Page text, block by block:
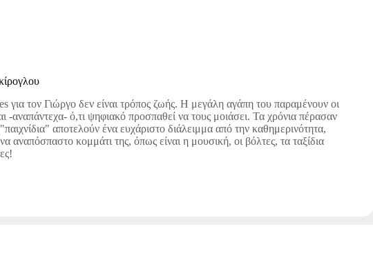
για τον Γιώργο δεν είναι τρόπος ζωής. Η μεγάλη αγάπη του παραμένουν οι
-αναπάντεχα- ό,τι ψηφιακό προσπαθεί να τους μοιάσει. Τα χρόνια πέρασαν
αποτελούν ένα ευχάριστο διάλειμμα από την καθημερινότητα,
αναπόσπαστο κομμάτι της, όπως είναι η μουσική, οι βόλτες, τα ταξίδια